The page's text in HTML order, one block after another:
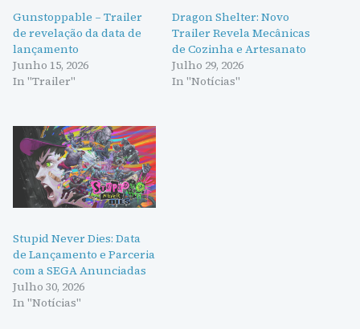
Gunstoppable – Trailer
de revelação da data de
lançamento
Junho 15, 2026
In "Trailer"
Dragon Shelter: Novo
Trailer Revela Mecânicas
de Cozinha e Artesanato
Julho 29, 2026
In "Notícias"
Stupid Never Dies: Data
de Lançamento e Parceria
com a SEGA Anunciadas
Julho 30, 2026
In "Notícias"